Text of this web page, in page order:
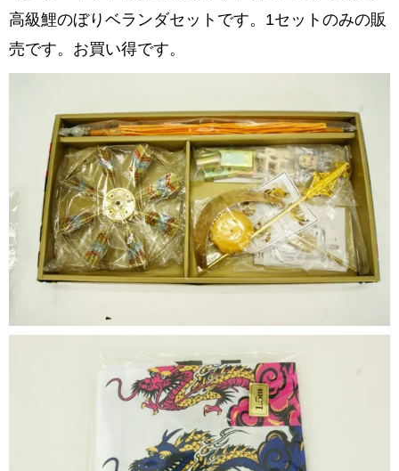
高級鯉のぼりベランダセットです。1セットのみの販
売です。お買い得です。